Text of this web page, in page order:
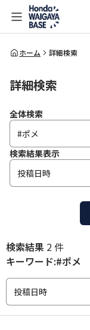
全体検索
ホーム 詳細検索
詳細検索
全体検索
検索結果表示
投稿日時
検索結果 2 件
キーワード:#ポメ
投稿日時